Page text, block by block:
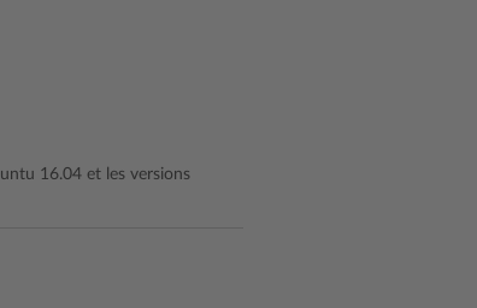
16.04 et les versions